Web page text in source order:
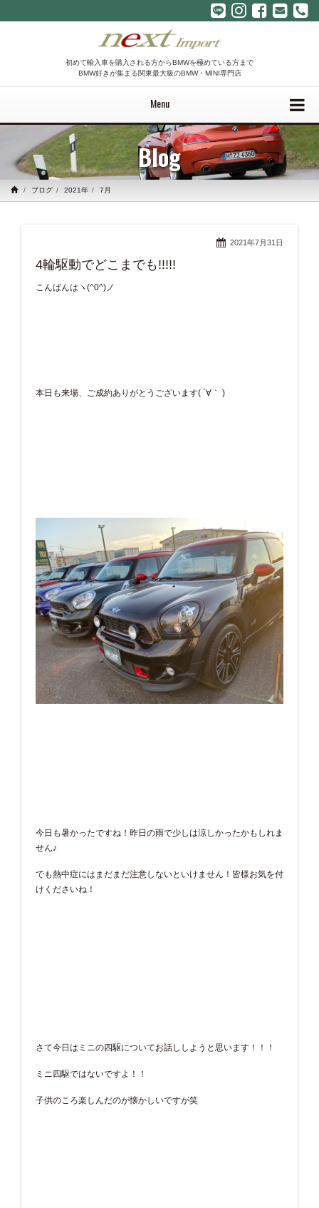
初めて輸入車を購入される方からBMWを極めている方まで
BMW好きが集まる関東最大級のBMW・MINI専門店
Menu
Blog
ブログ 2021年 7月
2021年7月31日
4輪駆動でどこまでも!!!!!
こんばんはヽ(^0^)ノ
本日も来場、ご成約ありがとうございます( ´∀｀ )
今日も暑かったですね！昨日の雨で少しは涼しかったかもしれま
せん♪
でも熱中症にはまだまだ注意しないといけません！皆様お気を付
けくださいね！
さて今日はミニの四駆についてお話ししようと思います！！！
ミニ四駆ではないですよ！！
子供のころ楽しんだのが懐かしいですが笑